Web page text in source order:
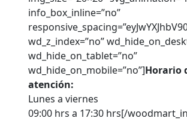
info_box_inline=”no”
wd_z_index=”no”
wd_hide_on_tablet=”no”
wd_hide_on_mobile=”no”]Horario
atención:
Lunes a viernes
09:00 hrs a 17:30 hrs[/